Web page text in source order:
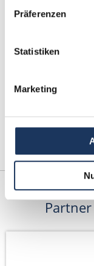
Präferenzen
Statistiken
Marketing
bewerbung@dzas.de
Partner